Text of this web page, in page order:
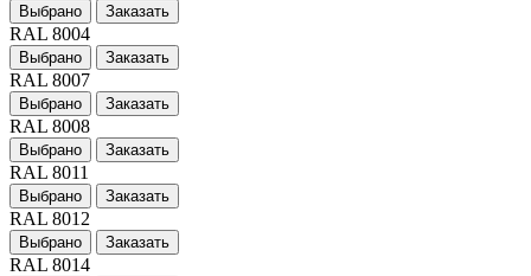
Выбрано Заказать
RAL 8004
Выбрано Заказать
RAL 8007
Выбрано Заказать
RAL 8008
Выбрано Заказать
RAL 8011
Выбрано Заказать
RAL 8012
Выбрано Заказать
RAL 8014